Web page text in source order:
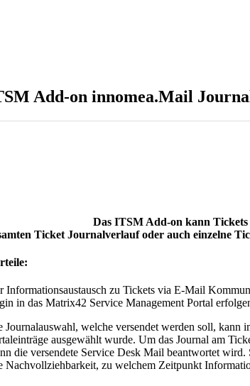
Add-on innomea.Mail
Das ITSM Add-on kann
Ticket Journalverlauf oder auch einzelne
Informationsaustausch zu Tickets via E-Mail
in das Matrix42 Service Management Portal
Journalauswahl, welche versendet werden soll, kann
ausgewählt wurde. Um das Journal am
die versendete Service Desk Mail beantwortet
Nachvollziehbarkeit, zu welchem Zeitpunkt